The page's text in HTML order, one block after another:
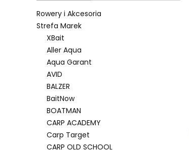
Rowery i Akcesoria
Strefa Marek
XBait
Aller Aqua
Aqua Garant
AVID
BALZER
BaitNow
BOATMAN
CARP ACADEMY
Carp Target
CARP OLD SCHOOL